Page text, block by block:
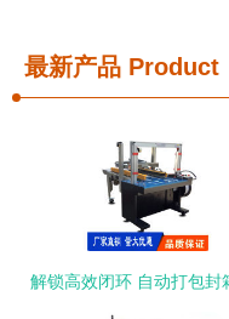
最新产品 Product